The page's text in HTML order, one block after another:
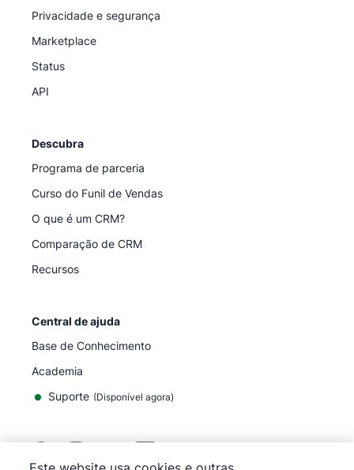
Privacidade e segurança
Marketplace
Status
API
Descubra
Programa de parceria
Curso do Funil de Vendas
O que é um CRM?
Comparação de CRM
Recursos
Central de ajuda
Base de Conhecimento
Academia
Suporte (Disponível agora)